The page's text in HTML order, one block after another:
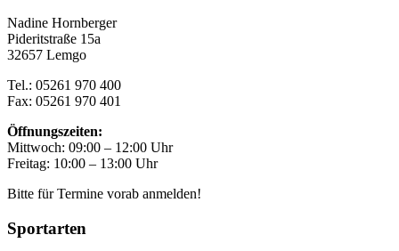
Nadine Hornberger
Pideritstraße 15a
32657 Lemgo
Tel.: 05261 970 400
Fax: 05261 970 401
Öffnungszeiten:
Mittwoch: 09:00 – 12:00 Uhr
Freitag: 10:00 – 13:00 Uhr
Bitte für Termine vorab anmelden!
Sportarten